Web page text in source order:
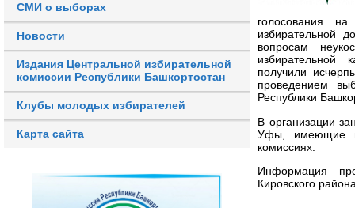
СМИ о выборах
Новости
Издания Центральной избирательной
комиссии Республики Башкортостан
Клубы молодых избирателей
Карта сайта
голосования
избирательной
вопросам
избирательной
получили
проведением
Республики
В организации
Уфы, имеющие
комиссиях.
Информация
Кировского